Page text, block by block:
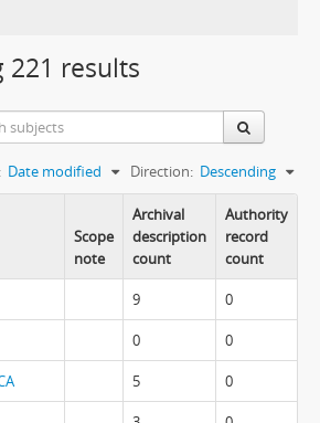
221 results
Date modified Direction: Descending
Scope
note
Archival
description
count
Authority
record
count
9 0
0 0
5 0